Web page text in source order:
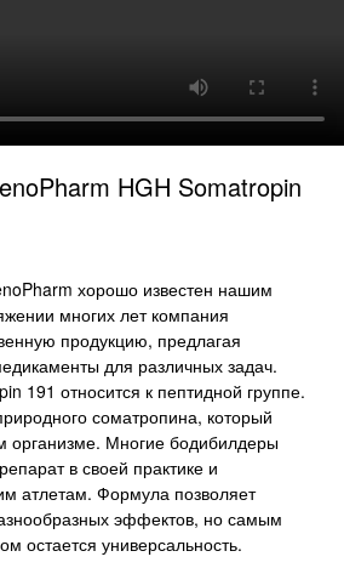
HGH Somatropin
хорошо известен нашим
многих лет компания
продукцию, предлагая
для различных задач.
191 относится к пептидной группе.
соматропина, который
организме. Многие бодибилдеры
в своей практике и
атлетам. Формула позволяет
эффектов, но самым
остается универсальность.